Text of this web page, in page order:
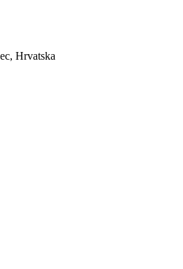
Hrvatska